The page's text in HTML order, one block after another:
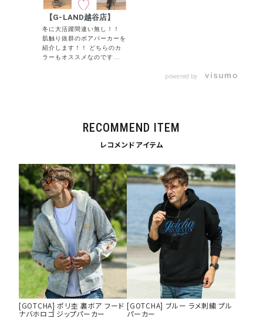
40inc
KIDS
カラー【G-LAND越谷店】
冬に大活躍間違い無し！！
肌触り抜群のボアパーカーを
紹介します！！ どちらのカ
ラーもオススメなのです...
powered by
RECOMMEND ITEM
レコメンドアイテム
[GOTCHA] ポリ杢 裏ボア フード
ナバホロゴ ジップパーカー
[GOTCHA] ブルー ラメ刺繍 プル
パーカー